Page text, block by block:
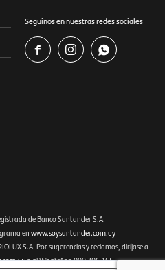
Seguinos en nuestras redes sociales
  
de Banco Santander S.A.
en www.soysantander.com.uy
S.A. Por sugerencias y reclamos, diríjase a
o al WhatsApp 099 306 165.